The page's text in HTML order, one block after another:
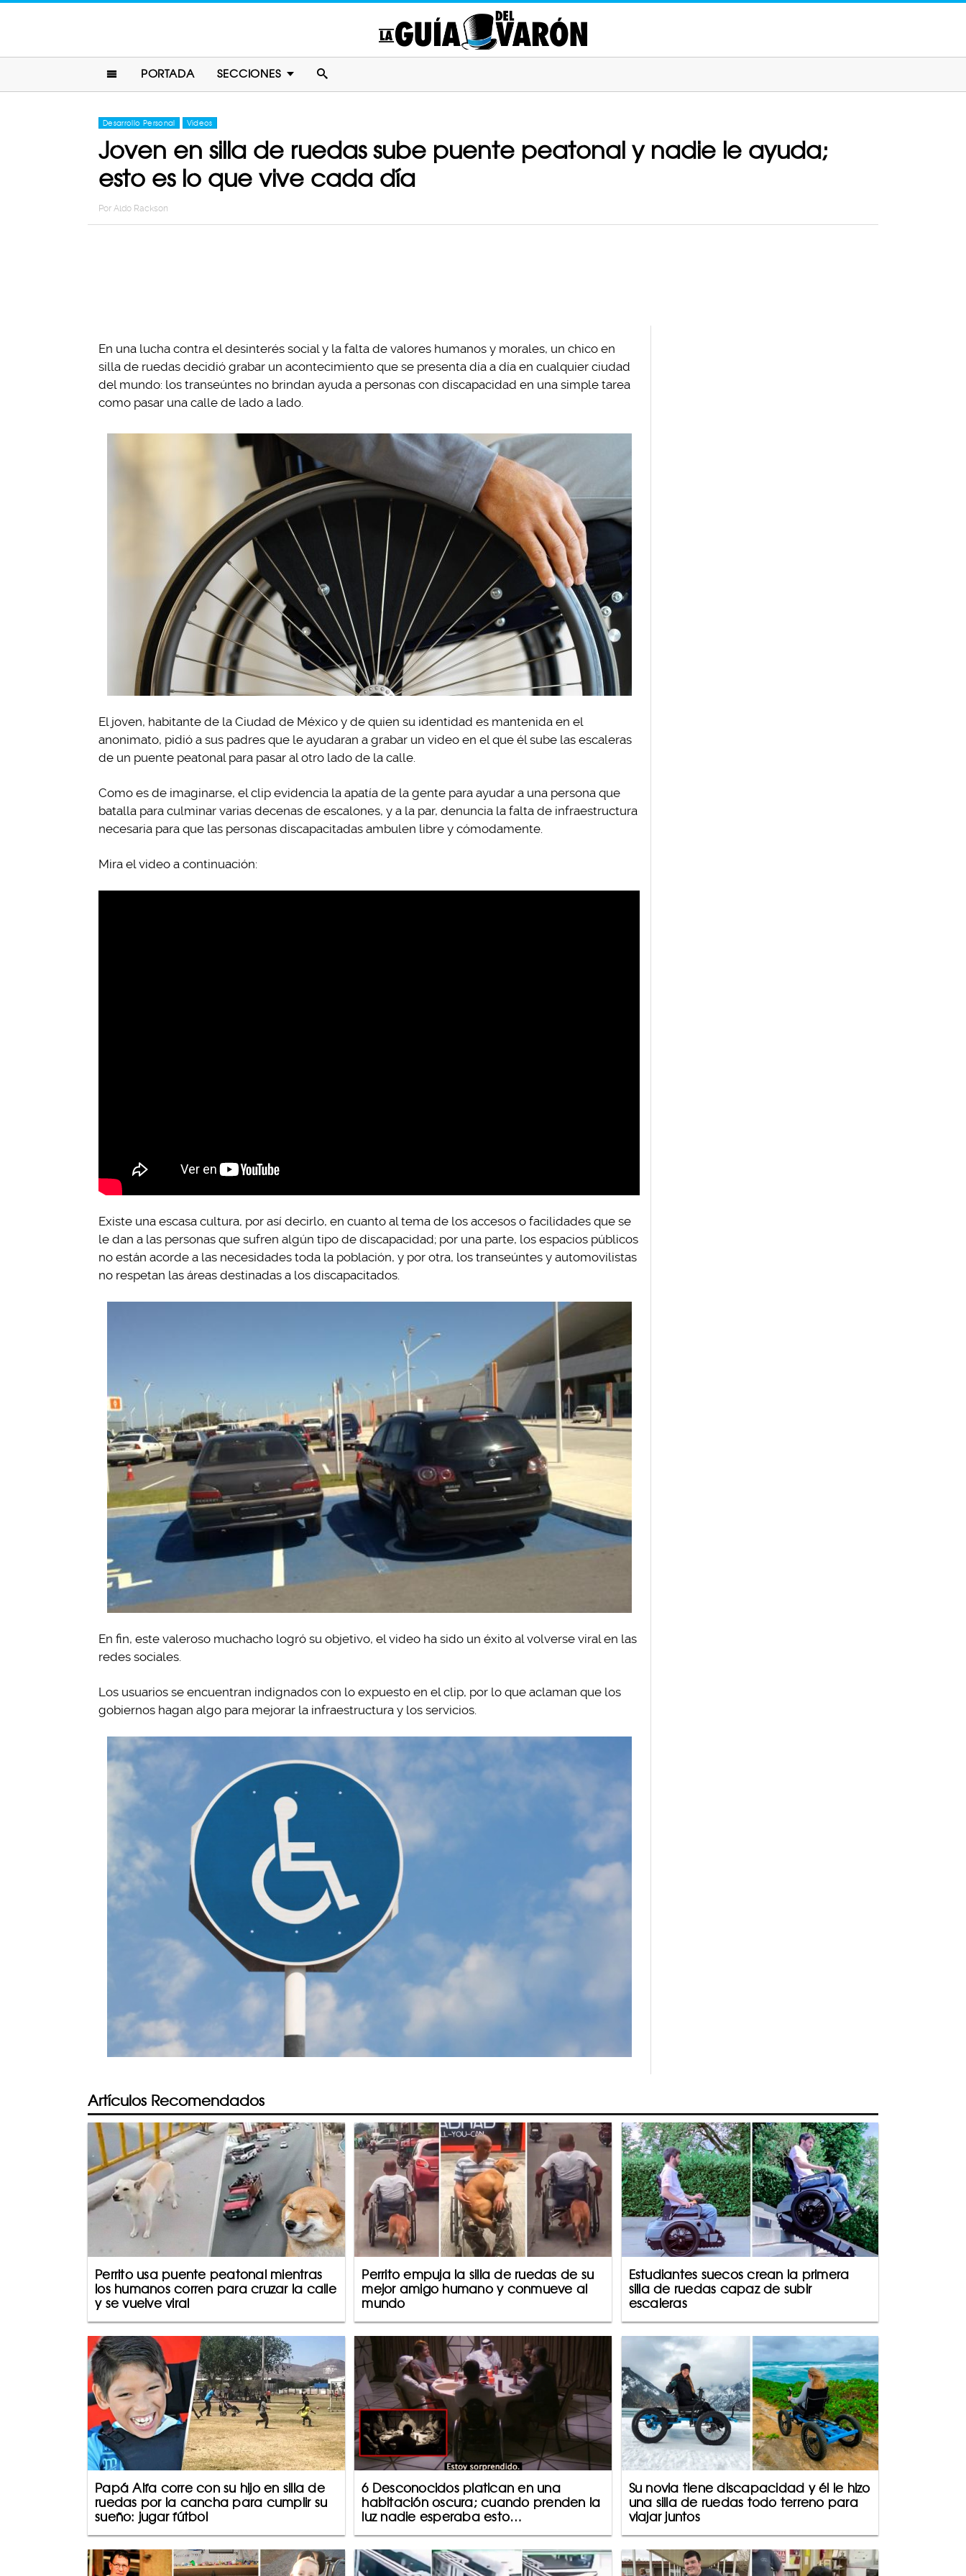
PORTADA SECCIONES
Desarrollo Personal Videos
Joven en silla de ruedas sube puente peatonal y nadie le ayuda;
esto es lo que vive cada día
Por Aldo Rackson
En una lucha contra el desinterés social y la falta de valores humanos y morales, un chico en
silla de ruedas decidió grabar un acontecimiento que se presenta día a día en cualquier ciudad
del mundo: los transeúntes no brindan ayuda a personas con discapacidad en una simple tarea
como pasar una calle de lado a lado.
El joven, habitante de la Ciudad de México y de quien su identidad es mantenida en el
anonimato, pidió a sus padres que le ayudaran a grabar un video en el que él sube las escaleras
de un puente peatonal para pasar al otro lado de la calle.
Como es de imaginarse, el clip evidencia la apatía de la gente para ayudar a una persona que
batalla para culminar varias decenas de escalones, y a la par, denuncia la falta de infraestructura
necesaria para que las personas discapacitadas ambulen libre y cómodamente.
Mira el video a continuación:
Existe una escasa cultura, por así decirlo, en cuanto al tema de los accesos o facilidades que se
le dan a las personas que sufren algún tipo de discapacidad; por una parte, los espacios públicos
no están acorde a las necesidades toda la población, y por otra, los transeúntes y automovilistas
no respetan las áreas destinadas a los discapacitados.
En fin, este valeroso muchacho logró su objetivo, el video ha sido un éxito al volverse viral en las
redes sociales.
Los usuarios se encuentran indignados con lo expuesto en el clip, por lo que aclaman que los
gobiernos hagan algo para mejorar la infraestructura y los servicios.
Artículos Recomendados
Perrito usa puente peatonal mientras
los humanos corren para cruzar la calle
y se vuelve viral
Perrito empuja la silla de ruedas de su
mejor amigo humano y conmueve al
mundo
Estudiantes suecos crean la primera
silla de ruedas capaz de subir
escaleras
Papá Alfa corre con su hijo en silla de
ruedas por la cancha para cumplir su
sueño: jugar fútbol
6 Desconocidos platican en una
habitación oscura; cuando prenden la
luz nadie esperaba esto…
Su novia tiene discapacidad y él le hizo
una silla de ruedas todo terreno para
viajar juntos